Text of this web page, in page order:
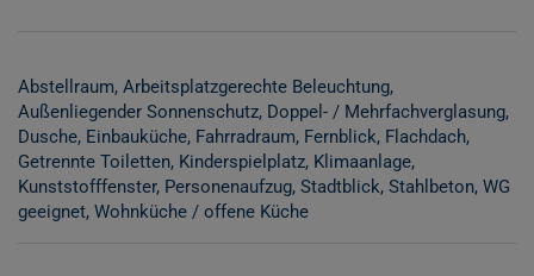
Abstellraum Arbeitsplatzgerechte Beleuchtung
Außenliegender Sonnenschutz Doppel- / Mehrfachverglasung
Dusche Einbauküche Fahrradraum Fernblick Flachdach
Getrennte Toiletten Kinderspielplatz Klimaanlage
Kunststofffenster Personenaufzug Stadtblick Stahlbeton WG
geeignet Wohnküche / offene Küche